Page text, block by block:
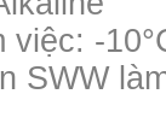
việc: -
SWW